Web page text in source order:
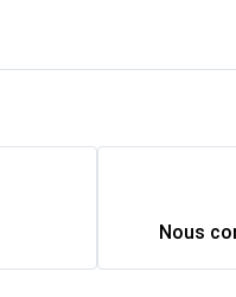
Nous